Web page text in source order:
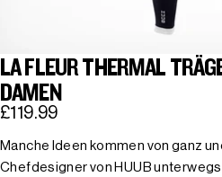
LA FLEUR THERMAL
DAMEN
£119.99
Manche Ideen kommen von ganz
Chefdesigner von HUUB